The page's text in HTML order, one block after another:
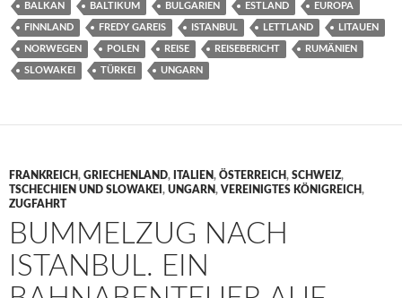
BALKAN BALTIKUM BULGARIEN ESTLAND EUROPA
FINNLAND FREDY GAREIS ISTANBUL LETTLAND LITAUEN
NORWEGEN POLEN REISE REISEBERICHT RUMÄNIEN
SLOWAKEI TÜRKEI UNGARN
FRANKREICH, GRIECHENLAND, ITALIEN, ÖSTERREICH, SCHWEIZ,
TSCHECHIEN UND SLOWAKEI , UNGARN, VEREINIGTES KÖNIGREICH,
ZUGFAHRT
BUMMELZUG NACH
ISTANBUL. EIN